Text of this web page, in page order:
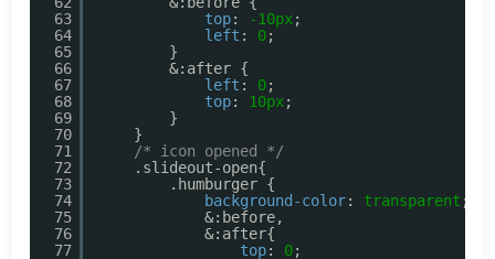
63
64
65
66
67
68
69
70
71
72
73
74
75
76
77
top: -10px;
left : 0;
}
&:after {
left : 0;
top: 10px;
}
}
/* icon opened */
.slideout-open{
.humburger {
background-color: transparent ;
&:before,
&:after{
top: 0;